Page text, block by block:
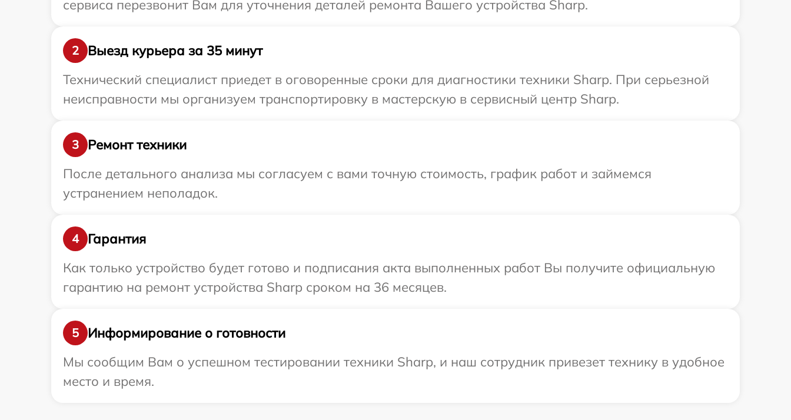
сервиса перезвонит Вам для уточнения деталей ремонта Вашего устройства Sharp.
2
Выезд курьера за 35 минут
Технический специалист приедет в оговоренные сроки для диагностики техники Sharp. При серьезной
неисправности мы организуем транспортировку в мастерскую в сервисный центр Sharp.
3
Ремонт техники
После детального анализа мы согласуем с вами точную стоимость, график работ и займемся
устранением неполадок.
4
Гарантия
Как только устройство будет готово и подписания акта выполненных работ Вы получите официальную
гарантию на ремонт устройства Sharp сроком на 36 месяцев.
5
Информирование о готовности
Мы сообщим Вам о успешном тестировании техники Sharp, и наш сотрудник привезет технику в удобное
место и время.